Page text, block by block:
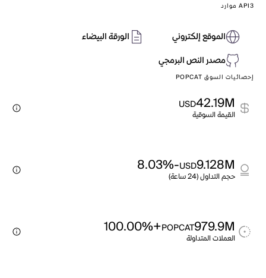
API3 موارد
الموقع إلكتروني
الورقة البيضاء
مصدر النص البرمجي
إحصائيات السوق POPCAT
42.19M
USD
القيمة السوقية
9.128M
USD
-8.03%
حجم التداول (24 ساعة)
979.9M
POPCAT
+100.00%
العملات المتداولة